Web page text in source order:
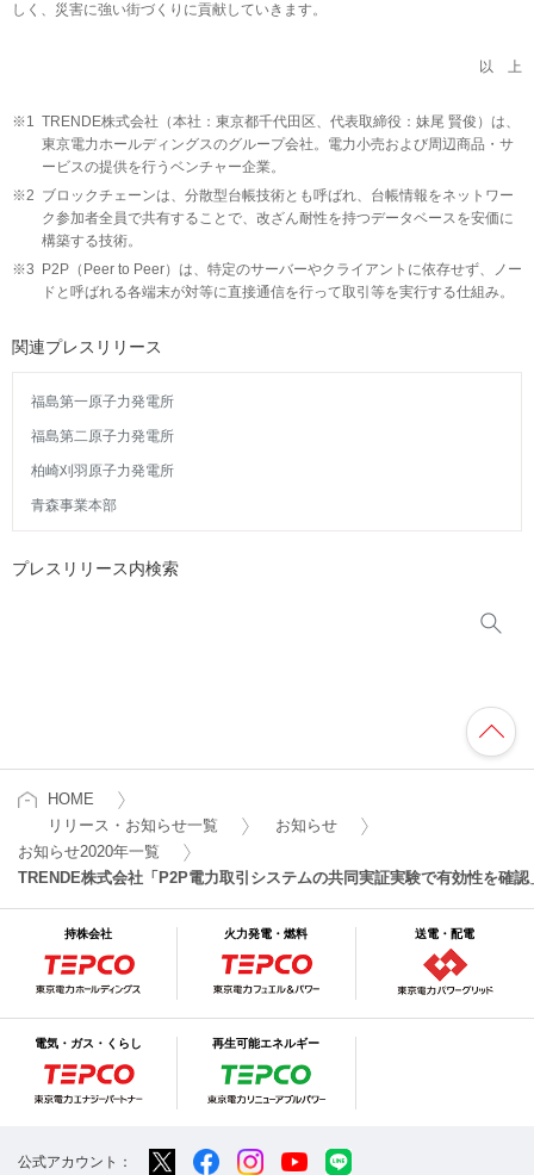
しく、災害に強い街づくりに貢献していきます。
以 上
※1 TRENDE株式会社（本社：東京都千代田区、代表取締役：妹尾 賢俊）は、
東京電力ホールディングスのグループ会社。電力小売および周辺商品・サ
ービスの提供を行うベンチャー企業。
※2 ブロックチェーンは、分散型台帳技術とも呼ばれ、台帳情報をネットワー
ク参加者全員で共有することで、改ざん耐性を持つデータベースを安価に
構築する技術。
※3
P2P（Peer to Peer）は、特定のサーバーやクライアントに依存せず、ノー
ドと呼ばれる各端末が対等に直接通信を行って取引等を実行する仕組み。
関連プレスリリース
福島第一原子力発電所
福島第二原子力発電所
柏崎刈羽原子力発電所
青森事業本部
プレスリリース内検索
HOME
リリース・お知らせ一覧
お知らせ
お知らせ2020年一覧
TRENDE株式会社「P2P電力取引システムの共同実証実験で有効性を確認
持株会社 火力発電・燃料 送電・配電
電気・ガス・くらし 再生可能エネルギー
公式アカウント：